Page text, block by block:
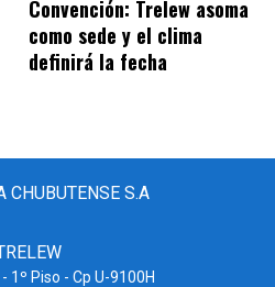
Convención: Trelew asoma
como sede y el clima
definirá la fecha
CHUBUTENSE S.A
1º Piso - Cp U-9100H